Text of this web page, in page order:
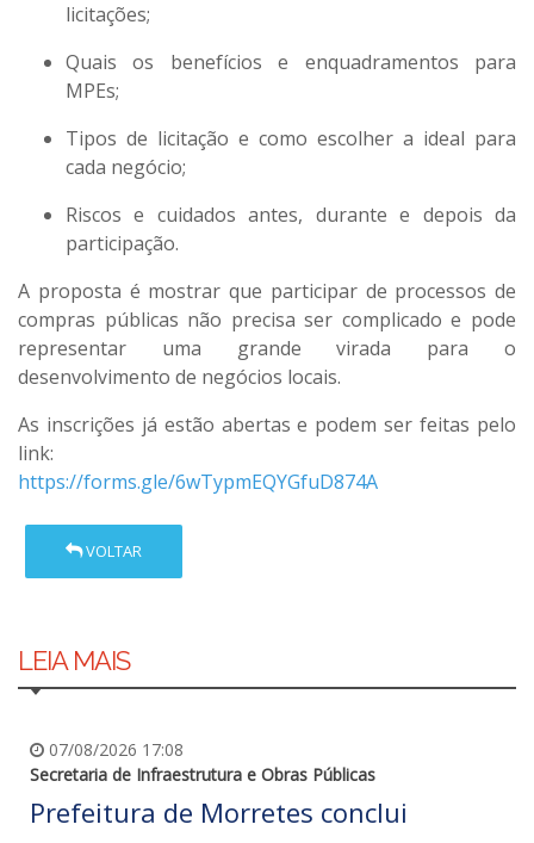
licitações;
Quais os benefícios e enquadramentos para
MPEs;
Tipos de licitação e como escolher a ideal para
cada negócio;
Riscos e cuidados antes, durante e depois da
participação.
A proposta é mostrar que participar de processos de
compras públicas não precisa ser complicado e pode
representar uma grande virada para o
desenvolvimento de negócios locais.
As inscrições já estão abertas e podem ser feitas pelo
link:
https://forms.gle/6wTypmEQYGfuD874A
VOLTAR
LEIA MAIS
07/08/2026 17:08
Secretaria de Infraestrutura e Obras Públicas
Prefeitura de Morretes conclui